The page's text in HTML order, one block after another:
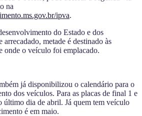
na
ipva.
do Estado e dos
metade é destinado às
onde o veículo foi emplacado.
já disponibilizou o calendário para o
dos veículos. Para as placas de final 1 e
último dia de abril. Já quem tem veículo
é em maio.